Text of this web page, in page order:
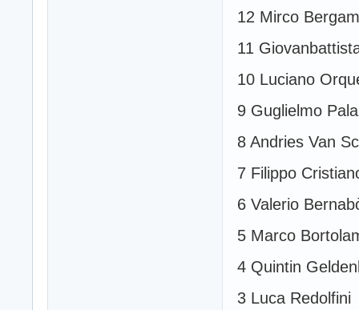
12 Mirco
11
10 Luciano
9 Guglielmo
8 Andries Van
7 Filippo
6 Valerio
5 Marco
4 Quintin
3 Luca Redolfini